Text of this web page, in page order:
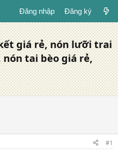
Đăng nhập Đăng ký
giá rẻ, nón lưỡi trai
tai bèo giá rẻ,
#1